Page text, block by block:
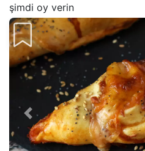
şimdi oy verin
Önceki